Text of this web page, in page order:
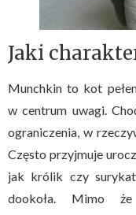
Jaki
Munchkin to kot
w centrum uwagi.
ograniczenia, w
Często przyjmuje
jak królik czy
dookoła. Mimo